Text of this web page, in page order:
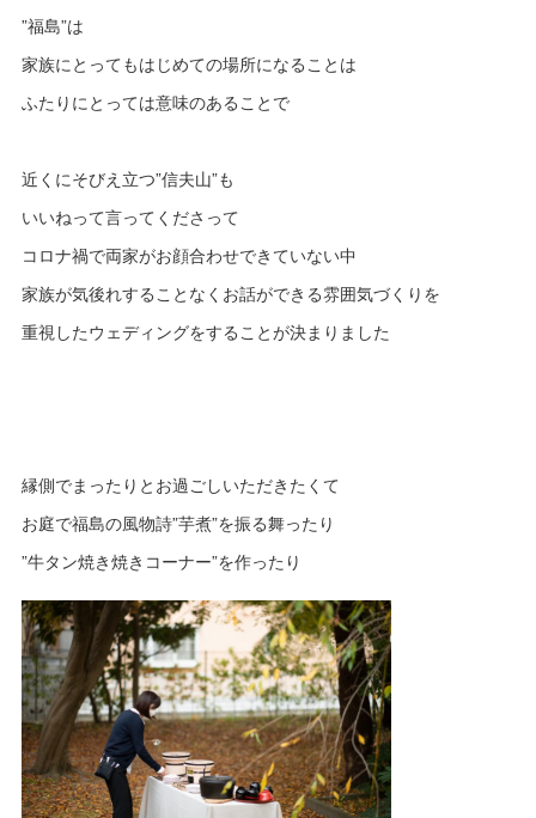
”福島”は
家族にとってもはじめての場所になることは
ふたりにとっては意味のあることで
近くにそびえ立つ”信夫山”も
いいねって言ってくださって
コロナ禍で両家がお顔合わせできていない中
家族が気後れすることなくお話ができる雰囲気づくりを
重視したウェディングをすることが決まりました
縁側でまったりとお過ごしいただきたくて
お庭で福島の風物詩”芋煮”を振る舞ったり
”牛タン焼き焼きコーナー”を作ったり